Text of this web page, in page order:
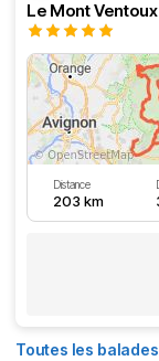
Le Mont
Distance
203 km
Toutes les